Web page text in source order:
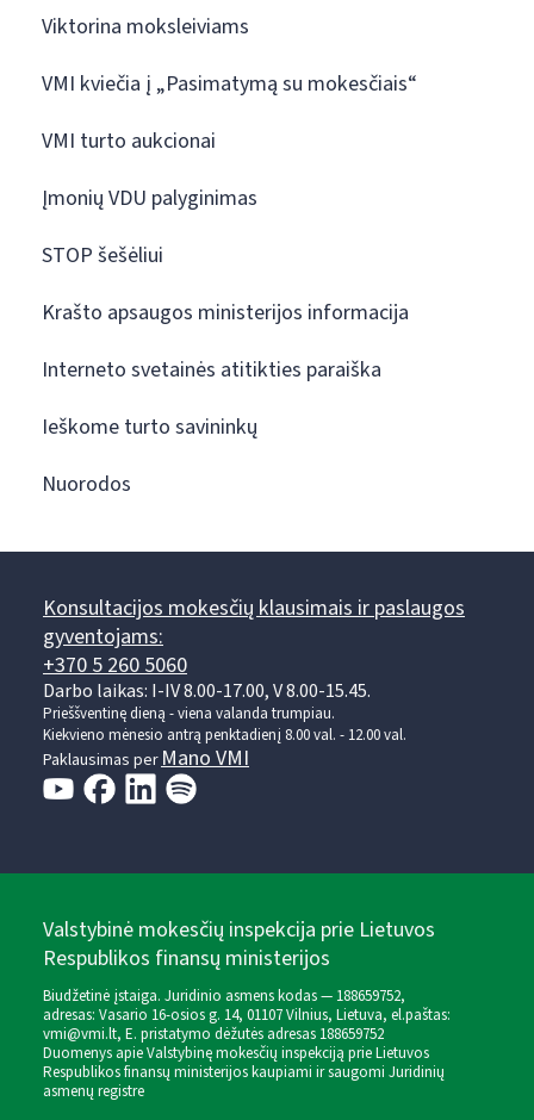
Viktorina moksleiviams
VMI kviečia į „Pasimatymą su mokesčiais“
VMI turto aukcionai
Įmonių VDU palyginimas
STOP šešėliui
Krašto apsaugos ministerijos informacija
Interneto svetainės atitikties paraiška
Ieškome turto savininkų
Nuorodos
Konsultacijos mokesčių klausimais ir paslaugos
gyventojams:
+370 5 260 5060
Darbo laikas: I-IV 8.00-17.00, V 8.00-15.45.
Prieššventinę dieną - viena valanda trumpiau.
Kiekvieno mėnesio antrą penktadienį 8.00 val. - 12.00 val.
Paklausimas perMano VMI
Valstybinė mokesčių inspekcija prie Lietuvos
Respublikos finansų ministerijos
Biudžetinė įstaiga. Juridinio asmens kodas — 188659752,
adresas: Vasario 16-osios g. 14, 01107 Vilnius, Lietuva, el.paštas:
vmi@vmi.lt, E. pristatymo dėžutės adresas 188659752
Duomenys apie Valstybinę mokesčių inspekciją prie Lietuvos
Respublikos finansų ministerijos kaupiami ir saugomi Juridinių
asmenų registre